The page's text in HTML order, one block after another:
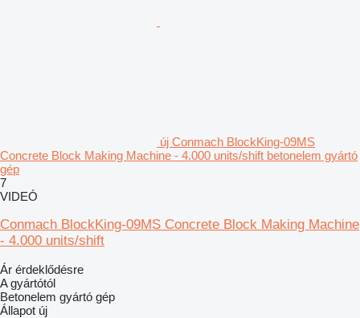
új Conmach BlockKing-09MS
Concrete Block Making Machine - 4.000 units/shift betonelem gyártó
gép
7
VIDEÓ
Conmach BlockKing-09MS Concrete Block Making Machine
- 4.000 units/shift
Ár érdeklődésre
A gyártótól
Betonelem gyártó gép
Állapot új